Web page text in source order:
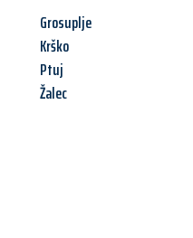
Grosuplje
Krško
Ptuj
Žalec